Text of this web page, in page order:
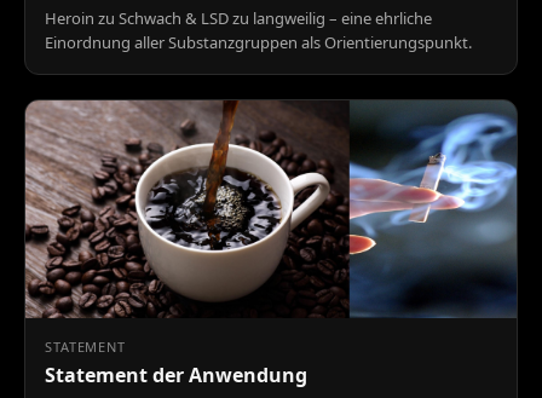
Heroin zu Schwach & LSD zu langweilig – eine ehrliche
Einordnung aller Substanzgruppen als Orientierungspunkt.
STATEMENT
Statement der Anwendung